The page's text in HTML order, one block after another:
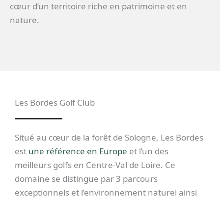
cœur d’un territoire riche en patrimoine et en
nature.
Les Bordes Golf Club
Situé au cœur de la forêt de Sologne, Les Bordes
est une référence en Europe et l’un des
meilleurs golfs en Centre-Val de Loire. Ce
domaine se distingue par 3 parcours
exceptionnels et l’environnement naturel ainsi